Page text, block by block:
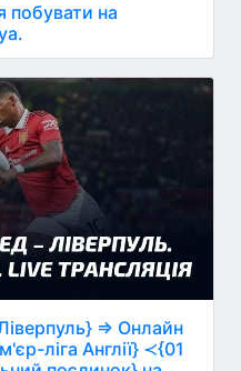
побувати на
⇒ Онлайн
ліга Англії} ≺{01